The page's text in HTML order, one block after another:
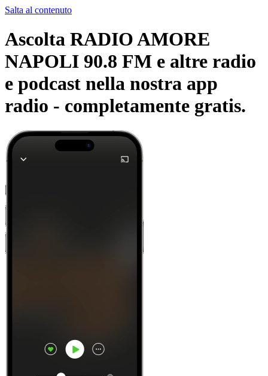
Salta al contenuto
Ascolta RADIO AMORE
NAPOLI 90.8 FM e altre radio
e podcast nella nostra app
radio - completamente gratis.